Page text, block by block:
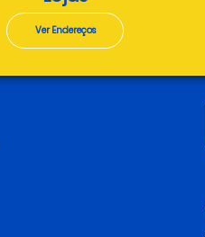
Ver Endereços